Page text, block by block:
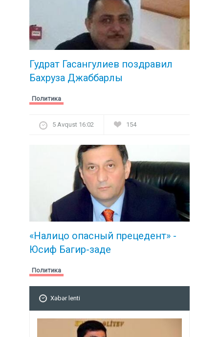
Гудрат Гасангулиев поздравил
Бахруза Джаббарлы
Политика
5 Avqust 16:02 154
«Налицо опасный прецедент» -
Юсиф Багир-заде
Политика
Xəbər lenti